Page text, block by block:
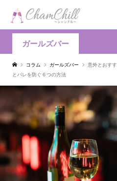
ガールズバー
コラム ガールズバー
意外とおす
とバレを防ぐ６つの方法